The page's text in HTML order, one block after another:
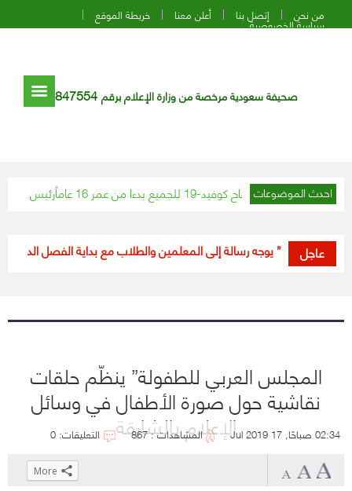
من نحن إتصل بنا أعلن معنا خريطة الموقع
سياسة الخصوصية
صحيفة سعودية مرخصة من وزارة الإعلام برقم 847554
احدث الموضوعات
توفير لقاح كوفيد-19 للجميع بدءا من عمر 16 عاماً رئيس الوزراء السوري: تم
عاجل
“وزير التعليم” يوجه رسالة إلى المعلمين والطلاب مع بداية الفصل الدراسي
المجلس العربي للطفولة” ينظّم حلقات
نقاشية حول صورة الأطفال في وسائل
الإعلام بالشارقة 02:34 صباحًا, 17 Jul 2019 المشاهدات : 867 التعليقات: 0
Click
More